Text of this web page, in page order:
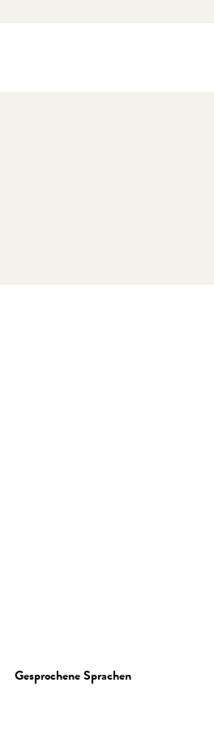
Gesprochene Sprachen
Gesprochene Sprachen